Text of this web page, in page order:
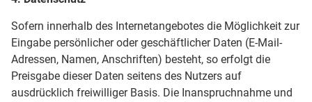
Sofern innerhalb des Internetangebotes die Möglichkeit zur
Eingabe persönlicher oder geschäftlicher Daten (E-Mail-
Adressen, Namen, Anschriften) besteht, so erfolgt die
Preisgabe dieser Daten seitens des Nutzers auf
ausdrücklich freiwilliger Basis. Die Inanspruchnahme und